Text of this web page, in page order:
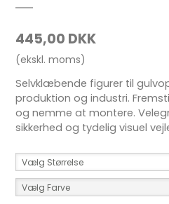
445,00 DKK
(ekskl. moms)
Selvklæbende figurer til
produktion og industri.
og nemme at montere.
sikkerhed og tydelig visuel
Vælg Størrelse
Vælg Farve